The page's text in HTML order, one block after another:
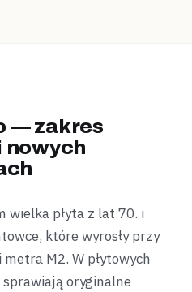
— zakres
nowych
wielka płyta z lat 70. i
które wyrosły przy
M2. W płytowych
oryginalne